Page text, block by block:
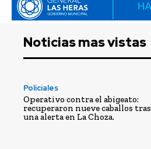
Noticias mas vistas
Policiales
Operativo contra el abigeato:
recuperaron nueve caballos tras
una alerta en La Choza.